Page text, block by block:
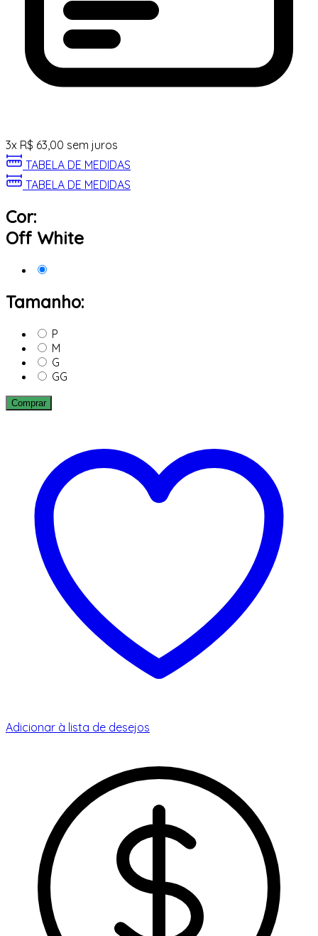
3x R$ 63,00 sem juros
TABELA DE MEDIDAS
TABELA DE MEDIDAS
Cor:
Off White
Tamanho:
P
M
G
GG
Comprar
Adicionar à lista de desejos